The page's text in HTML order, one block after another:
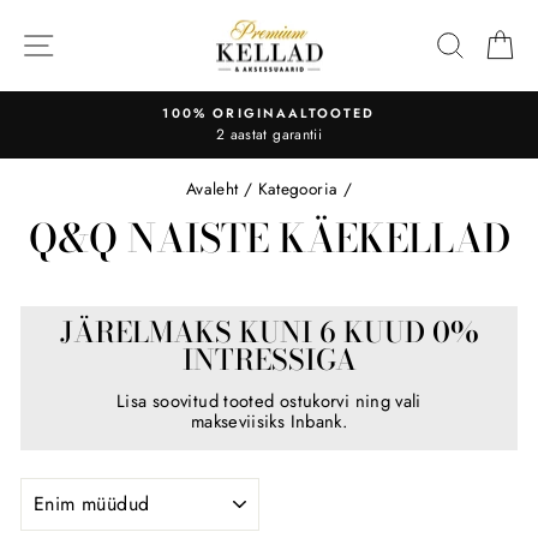
sisu
OTSI
100% ORIGINAALTOOTED
2 aastat garantii
Avaleht / Kategooria /
Q&Q NAISTE KÄEKELLAD
JÄRELMAKS KUNI 6 KUUD 0%
INTRESSIGA
Lisa soovitud tooted ostukorvi ning vali
makseviisiks Inbank.